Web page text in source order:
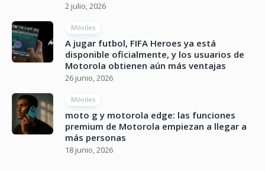
2 julio, 2026
Móviles
A jugar futbol, FIFA Heroes ya está
disponible oficialmente, y los usuarios de
Motorola obtienen aún más ventajas
26 junio, 2026
Móviles
moto g y motorola edge: las funciones
premium de Motorola empiezan a llegar a
más personas
18 junio, 2026